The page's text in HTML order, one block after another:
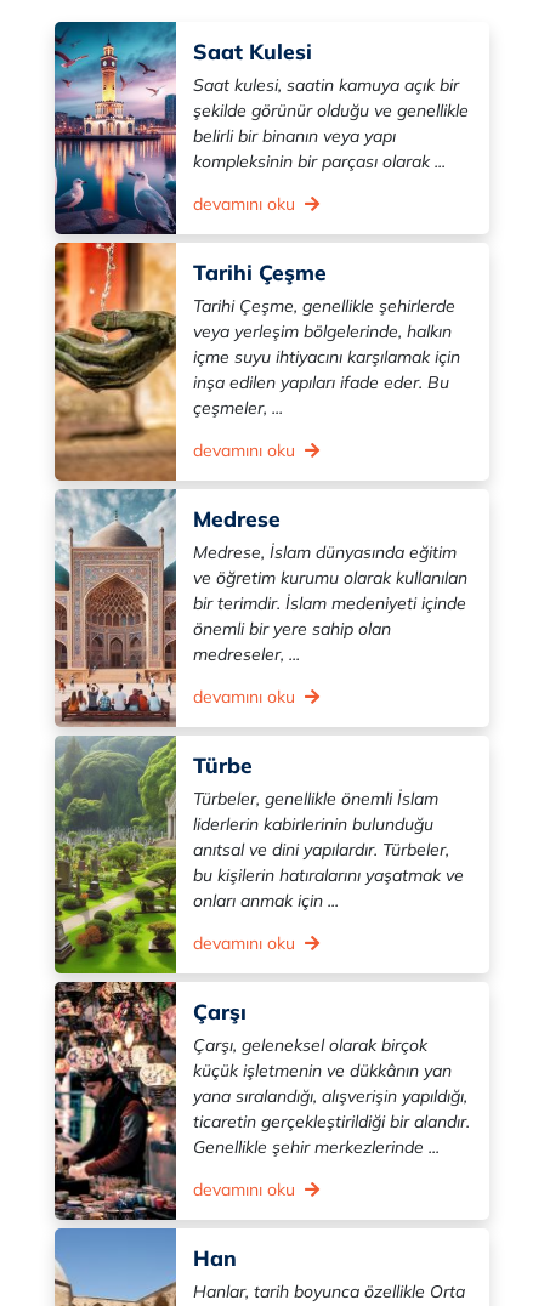
Saat Kulesi
Saat kulesi, saatin kamuya açık bir
şekilde görünür olduğu ve genellikle
belirli bir binanın veya yapı
kompleksinin bir parçası olarak ...
devamını oku
Tarihi Çeşme
Tarihi Çeşme, genellikle şehirlerde
veya yerleşim bölgelerinde, halkın
içme suyu ihtiyacını karşılamak için
inşa edilen yapıları ifade eder. Bu
çeşmeler, ...
devamını oku
Medrese
Medrese, İslam dünyasında eğitim
ve öğretim kurumu olarak kullanılan
bir terimdir. İslam medeniyeti içinde
önemli bir yere sahip olan
medreseler, ...
devamını oku
Türbe
Türbeler, genellikle önemli İslam
liderlerin kabirlerinin bulunduğu
anıtsal ve dini yapılardır. Türbeler,
bu kişilerin hatıralarını yaşatmak ve
onları anmak için ...
devamını oku
Çarşı
Çarşı, geleneksel olarak birçok
küçük işletmenin ve dükkânın yan
yana sıralandığı, alışverişin yapıldığı,
ticaretin gerçekleştirildiği bir alandır.
Genellikle şehir merkezlerinde ...
devamını oku
Han
Hanlar, tarih boyunca özellikle Orta